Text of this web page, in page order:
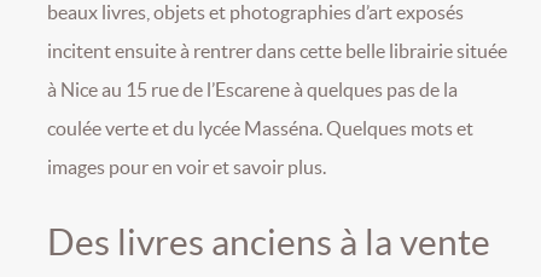
beaux livres, objets et photographies d’art exposés
incitent ensuite à rentrer dans cette belle librairie située
à Nice au 15 rue de l’Escarene à quelques pas de la
coulée verte et du lycée Masséna. Quelques mots et
images pour en voir et savoir plus.
Des livres anciens à la vente